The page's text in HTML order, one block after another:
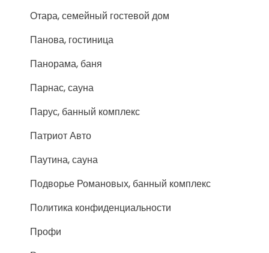
Отара, семейный гостевой дом
Панова, гостиница
Панорама, баня
Парнас, сауна
Парус, банный комплекс
Патриот Авто
Паутина, сауна
Подворье Романовых, банный комплекс
Политика конфиденциальности
Профи